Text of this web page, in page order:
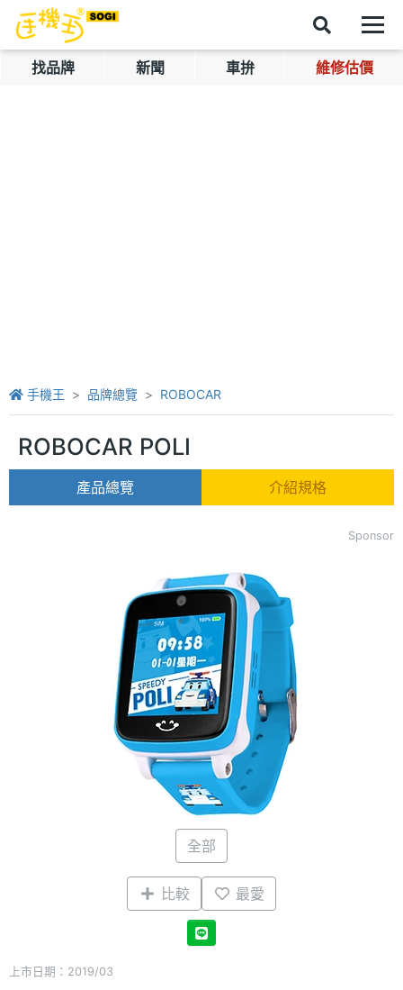
找品牌 新聞 車拚 維修估價
手機王 品牌總覽 ROBOCAR
ROBOCAR POLI
產品總覽 介紹規格
Sponsor
全部
比較 最愛
上市日期：2019/03